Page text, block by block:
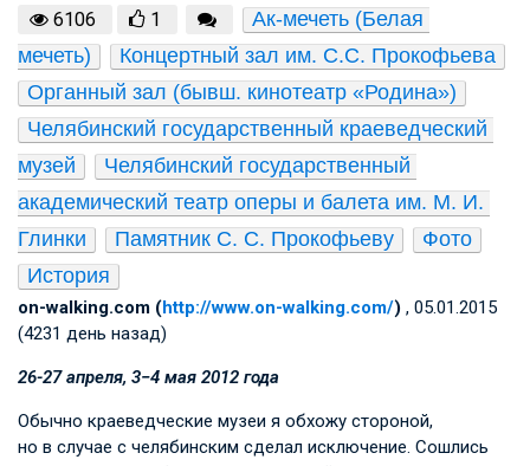
6106 1
Ак-мечеть (Белая
мечеть)
Концертный зал им. С.С. Прокофьева
Органный зал (бывш. кинотеатр «Родина»)
Челябинский государственный краеведческий
музей
Челябинский государственный
академический театр оперы и балета им. М. И.
Глинки
Памятник С. С. Прокофьеву
Фото
История
on-walking.com (http://www.on-walking.com/) , 05.01.2015
(4231 день назад)
26­-27 апреля, 3−4 мая 2012 года
Обычно краеведческие музеи я обхожу стороной,
но в случае с челябинским сделал исключение. Сошлись